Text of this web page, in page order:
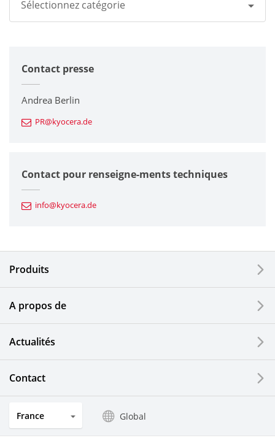
Sélectionnez catégorie
Groupe Kyocera
Imprimantes / Multifonctions
Composants en céramique fine
Composants automobiles
Composants électroniques
Composants optiques
Ecrans LCD et solutions tactiles
Systèmes électriques solaires
Produits de cuisine
Contact presse
Andrea Berlin
PR@kyocera.de
Contact pour renseigne-ments techniques
info@kyocera.de
Produits
A propos de
Actualités
Contact
France Global